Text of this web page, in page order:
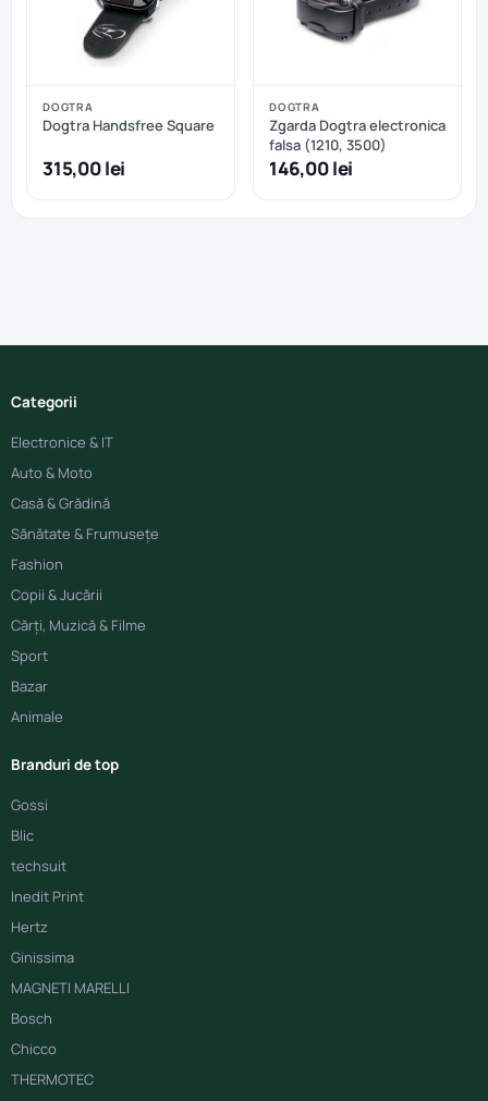
DOGTRA
Dogtra Handsfree Square
315,00 lei
DOGTRA
Zgarda Dogtra electronica
falsa (1210, 3500)
146,00 lei
Categorii
Electronice & IT
Auto & Moto
Casă & Grădină
Sănătate & Frumusețe
Fashion
Copii & Jucării
Cărți, Muzică & Filme
Sport
Bazar
Animale
Branduri de top
Gossi
Blic
techsuit
Inedit Print
Hertz
Ginissima
MAGNETI MARELLI
Bosch
Chicco
THERMOTEC